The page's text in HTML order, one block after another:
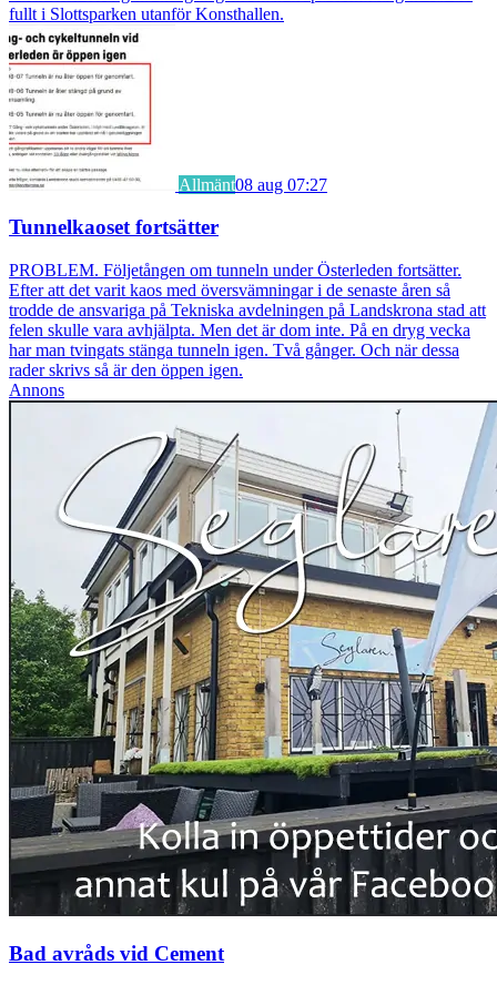
fullt i Slottsparken utanför Konsthallen.
Allmänt08 aug 07:27
Tunnelkaoset fortsätter
PROBLEM. Följetången om tunneln under Österleden fortsätter.
Efter att det varit kaos med översvämningar i de senaste åren så
trodde de ansvariga på Tekniska avdelningen på Landskrona stad att
felen skulle vara avhjälpta. Men det är dom inte. På en dryg vecka
har man tvingats stänga tunneln igen. Två gånger. Och när dessa
rader skrivs så är den öppen igen.
Annons
Bad avråds vid Cement